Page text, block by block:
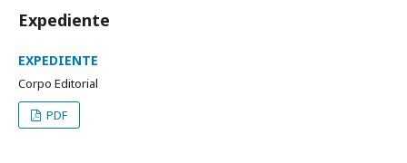
Expediente
EXPEDIENTE
Corpo Editorial
PDF